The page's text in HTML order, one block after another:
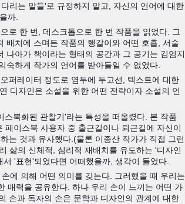
리는 말들'로 규정하지 말고, 자신의 언어에 대한
까.
로 한 번, 데스크톱으로 한 번 작품을 읽었다. 그
배치에 스며든 작품의 행갈이와 어떤 호흡, 서술
아가 책이라는 형태의 공간과 그 공기는 김엄지
숙하게 작가의 언어를 받아들일 수 없었다.
퍼레이터 정도로 염두에 두고선, 텍스트에 대한
디자인은 소설을 위한 어떤 전략이자 소설의 언
북화된 관찰기'라는 특성을 떠올렸다. 본 작품
이스북 사용자 중 출근길이나 퇴근길에 자신이
는 것과 유사했다.(물론 이종산 작가가 직접 그런
삶의 신체적, 심리적 재배치를 유도하는 '디자인
'표현'되었다면 어떠했을까, 생각이 들었다.
에 의해 어떤 의미를 갖는다. 그러했을 때 우리는
매력을 공유한다. 하나 우리 손이 느끼는 어떤 가
손과 독자의 손은 문학과 디자인의 관계에 대한